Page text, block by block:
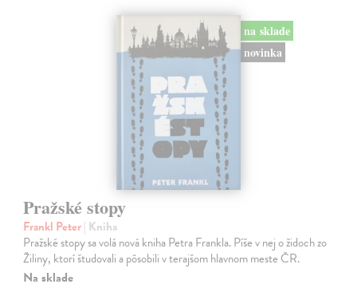
na sklade
novinka
Pražské stopy
Frankl Peter| Kniha
Pražské stopy sa volá nová kniha Petra Frankla. Píše v nej o židoch zo
Žiliny, ktorí študovali a pôsobili v terajšom hlavnom meste ČR.
Na sklade